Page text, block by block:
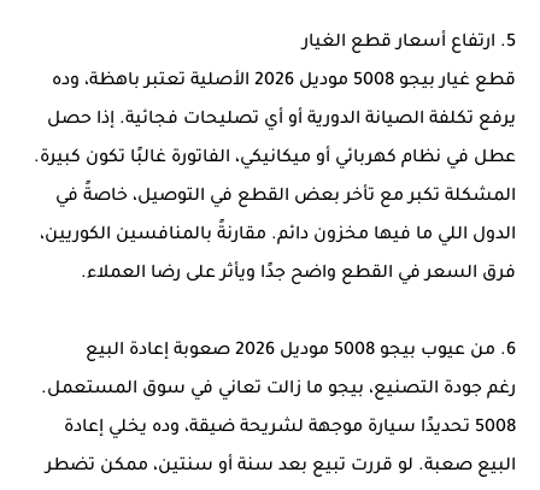
5. ارتفاع أسعار قطع الغيار
قطع غيار بيجو 5008 موديل 2026 الأصلية تعتبر باهظة، وده
يرفع تكلفة الصيانة الدورية أو أي تصليحات فجائية. إذا حصل
عطل في نظام كهربائي أو ميكانيكي، الفاتورة غالبًا تكون كبيرة.
المشكلة تكبر مع تأخر بعض القطع في التوصيل، خاصةً في
الدول اللي ما فيها مخزون دائم. مقارنةً بالمنافسين الكوريين،
فرق السعر في القطع واضح جدًا ويأثر على رضا العملاء.
6. من عيوب بيجو 5008 موديل 2026 صعوبة إعادة البيع
رغم جودة التصنيع، بيجو ما زالت تعاني في سوق المستعمل.
5008 تحديدًا سيارة موجهة لشريحة ضيقة، وده يخلي إعادة
البيع صعبة. لو قررت تبيع بعد سنة أو سنتين، ممكن تضطر